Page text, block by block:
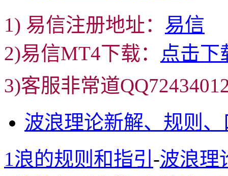
1) 易信注册地址： 易信
2)易信MT4下载： 点击下
3)客服非常道
波浪理论新解、规则
1浪的规则和指引 -波浪理